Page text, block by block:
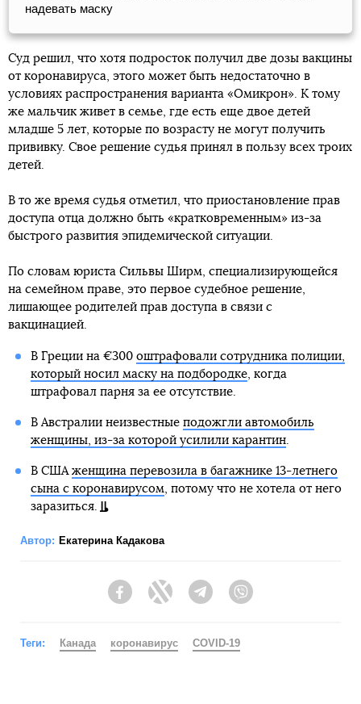
надевать маску
Суд решил, что хотя подросток получил две дозы вакцины
от коронавируса, этого может быть недостаточно в
условиях распространения варианта «Омикрон». К тому
же мальчик живет в семье, где есть еще двое детей
младше 5 лет, которые по возрасту не могут получить
прививку. Свое решение судья принял в пользу всех троих
детей.
В то же время судья отметил, что приостановление прав
доступа отца должно быть «кратковременным» из-за
быстрого развития эпидемической ситуации.
По словам юриста Сильвы Ширм, специализирующейся
на семейном праве, это первое судебное решение,
лишающее родителей прав доступа в связи с
вакцинацией.
В Греции на €300 оштрафовали сотрудника полиции,
который носил маску на подбородке, когда
штрафовал парня за ее отсутствие.
В Австралии неизвестные подожгли автомобиль
женщины, из-за которой усилили карантин.
В США женщина перевозила в багажнике 13-летнего
сына с коронавирусом, потому что не хотела от него
заразиться.
Автор: Екатерина Кадакова
FacebookTwitter Telegram
Теги: Канада коронавирус COVID-19